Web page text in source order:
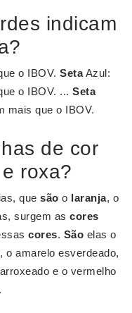
indicam
o IBOV.SetaAzul:
o IBOV. ...Seta
mais que o IBOV.
de cor
roxa?
quesão o laranja, o
surgem as cores
cores. São elas o
o amarelo esverdeado,
e o vermelho